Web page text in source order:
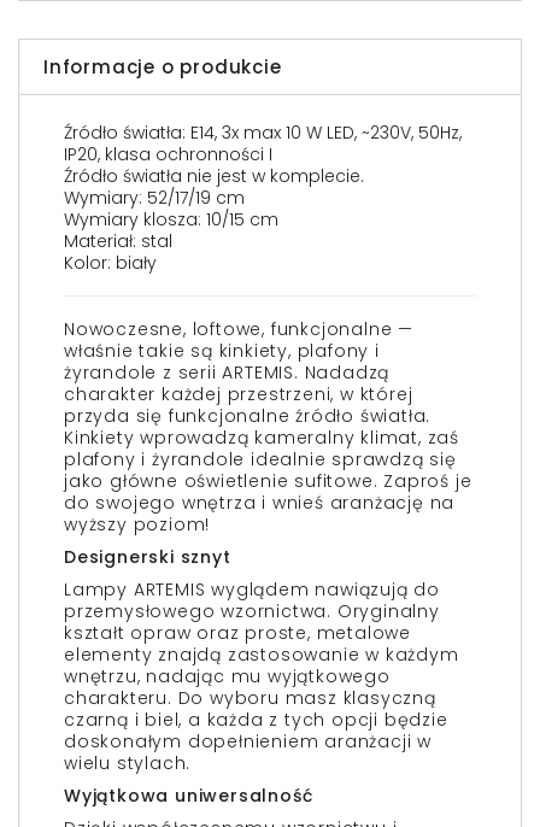
Informacje o produkcie
Źródło światła: E14, 3x max 10 W LED, ~230V, 50Hz,
IP20, klasa ochronności I
Źródło światła nie jest w komplecie.
Wymiary: 52/17/19 cm
Wymiary klosza: 10/15 cm
Materiał: stal
Kolor: biały
Nowoczesne, loftowe, funkcjonalne —
właśnie takie są kinkiety, plafony i
żyrandole z serii ARTEMIS. Nadadzą
charakter każdej przestrzeni, w której
przyda się funkcjonalne źródło światła.
Kinkiety wprowadzą kameralny klimat, zaś
plafony i żyrandole idealnie sprawdzą się
jako główne oświetlenie sufitowe. Zaproś je
do swojego wnętrza i wnieś aranżację na
wyższy poziom!
Designerski sznyt
Lampy ARTEMIS wyglądem nawiązują do
przemysłowego wzornictwa. Oryginalny
kształt opraw oraz proste, metalowe
elementy znajdą zastosowanie w każdym
wnętrzu, nadając mu wyjątkowego
charakteru. Do wyboru masz klasyczną
czarną i biel, a każda z tych opcji będzie
doskonałym dopełnieniem aranżacji w
wielu stylach.
Wyjątkowa uniwersalność